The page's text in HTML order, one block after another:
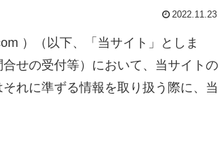
2022.11.23
）（以下、「当サイト」としま
せの受付等）において、当サイトの
れに準ずる情報を取り扱う際に、当